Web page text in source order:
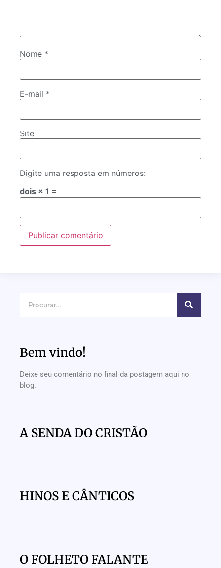
Nome *
E-mail *
Site
Digite uma resposta em números:
dois × 1 =
Bem vindo!
Deixe seu comentário no final da postagem aqui no
blog.
A SENDA DO CRISTÃO
HINOS E CÂNTICOS
O FOLHETO FALANTE